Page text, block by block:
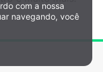
com a nossa
navegando, você